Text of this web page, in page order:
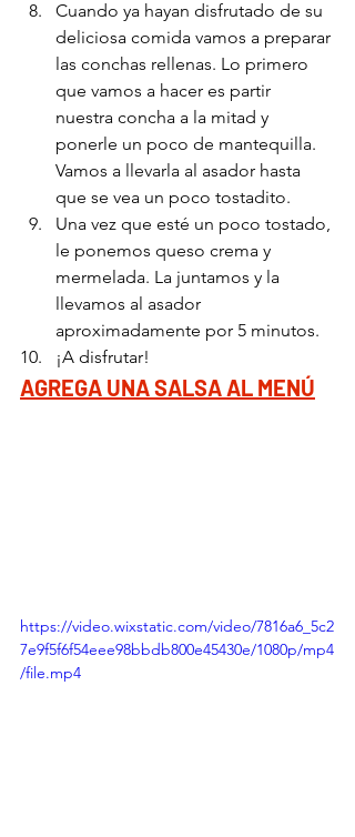
Cuando ya hayan disfrutado de su
deliciosa comida vamos a preparar
las conchas rellenas. Lo primero
que vamos a hacer es partir
nuestra concha a la mitad y
ponerle un poco de mantequilla.
Vamos a llevarla al asador hasta
que se vea un poco tostadito.
Una vez que esté un poco tostado,
le ponemos queso crema y
mermelada. La juntamos y la
llevamos al asador
aproximadamente por 5 minutos.
¡A disfrutar!
AGREGA UNA SALSA AL MENÚ
https://video.wixstatic.com/video/7816a6_5c2
7e9f5f6f54eee98bbdb800e45430e/1080p/mp4
/file.mp4